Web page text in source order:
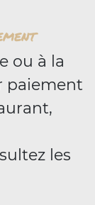
ou à la
paiement
les